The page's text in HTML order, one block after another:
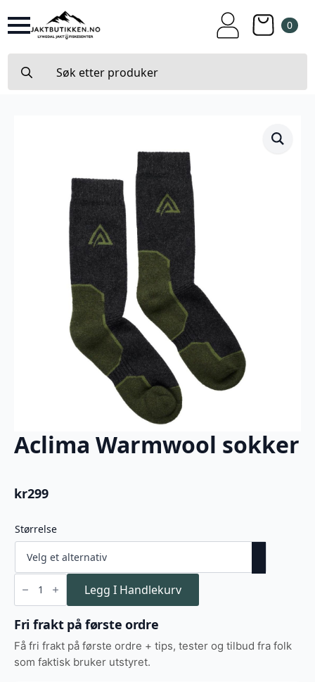
0
for:
Aclima Warmwool sokker
kr299
Størrelse
Aclima
Warmwool
sokker
antall
Legg I Handlekurv
Fri frakt på første ordre
Få fri frakt på første ordre + tips, tester og tilbud fra folk
som faktisk bruker utstyret.